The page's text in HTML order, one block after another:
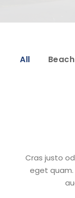
All Beach
Cras justo
eget quam.